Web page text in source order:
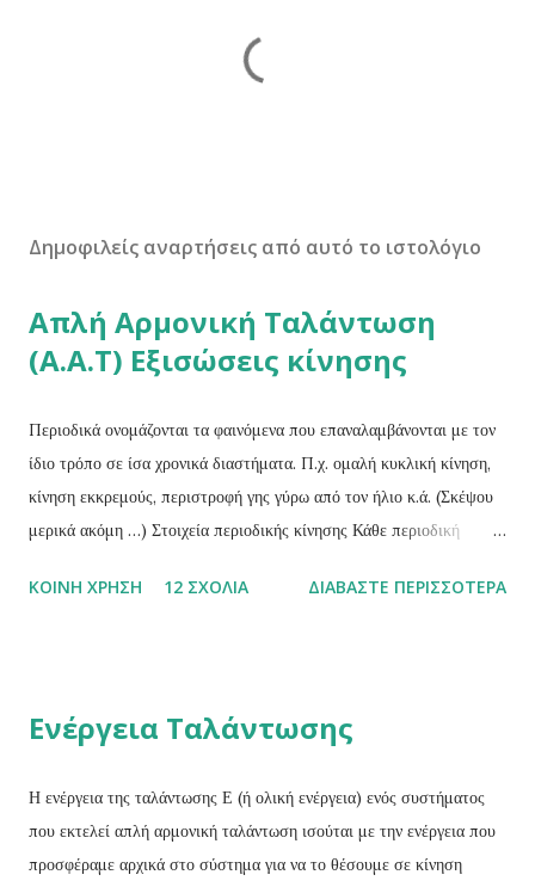
Δημοφιλείς αναρτήσεις από αυτό το ιστολόγιο
Απλή Αρμονική Ταλάντωση
(Α.Α.Τ) Εξισώσεις κίνησης
Περιοδικά ονομάζονται τα φαινόμενα που επαναλαμβάνονται με τον
ίδιο τρόπο σε ίσα χρονικά διαστήματα. Π.χ. ομαλή κυκλική κίνηση,
κίνηση εκκρεμούς, περιστροφή γης γύρω από τον ήλιο κ.ά. (Σκέψου
μερικά ακόμη …) Στοιχεία περιοδικής κίνησης Κάθε περιοδική
ενός περιοδικού φαινομένου ονομάζεται ο χρόνος που απαιτείται για
Συχνότητα (f) ενός περιοδικού φαινομένου ονομάζεται το φυσικό
αριθμού Ν των επαναλήψεων του φαινομένου σε κάποιο χρόνο t,
προς το χρόνο αυτό.Δηλαδή: Η συχνότητα είναι μονόμετρο
μέγεθος και έχει μονάδα μέτρησης το 1 sec -1 ή 1 κύκλος/sec ή 1
ΚΟΙΝΉ ΧΡΉΣΗ 12 ΣΧΌΛΙΑ ΔΙΑΒΆΣΤΕ ΠΕΡΙΣΣΌΤΕΡΑ
Ενέργεια Ταλάντωσης
Η ενέργεια της ταλάντωσης Ε (ή ολική ενέργεια) ενός συστήματος
που εκτελεί απλή αρμονική ταλάντωση ισούται με την ενέργεια που
προσφέραμε αρχικά στο σύστημα για να το θέσουμε σε κίνηση